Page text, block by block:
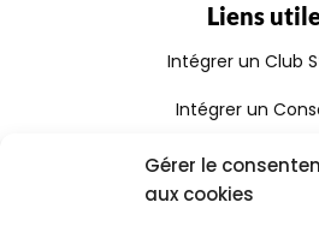
Gérer le
aux cookies
Liens
Intégrer un Club
Intégrer un
Rejoindre le Réseau
Gouvernance